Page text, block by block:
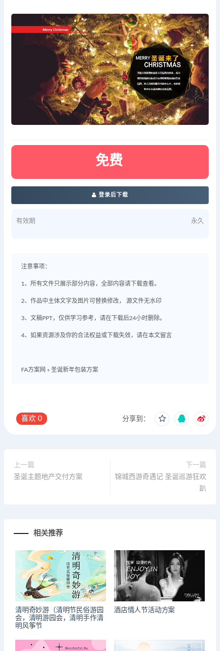
免费
登录后下载
有效期 永久
注意事项：
1、所有文件只展示部分内容，全部内容请下载查看。
2、作品中主体文字及图片可替换修改， 源文件无水印
3、文稿PPT，仅供学习参考，请在下载后24小时删除。
4、如果资源涉及你的合法权益或下载失效，请在本文留言
FA方案网 » 圣诞新年包装方案
喜欢 0 分享到：
上一篇
圣诞主题地产交付方案
下一篇
锦城西游奇遇记 圣诞巡游狂欢
趴
相关推荐
清明奇妙游（清明节民俗游园
会，清明游园会，清明手作清
明风筝节
酒店情人节活动方案